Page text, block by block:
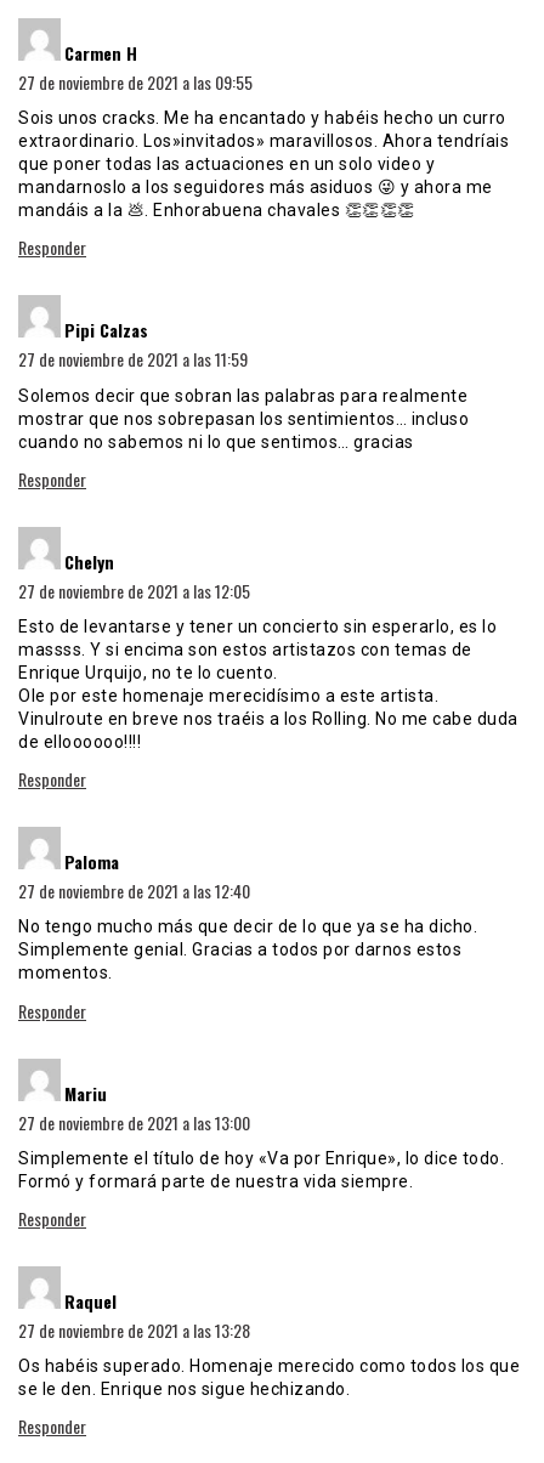
Carmen H
27 de noviembre de 2021 a las 09:55
Sois unos cracks. Me ha encantado y habéis hecho un curro
extraordinario. Los»invitados» maravillosos. Ahora tendríais
que poner todas las actuaciones en un solo video y
mandarnoslo a los seguidores más asiduos 😜 y ahora me
mandáis a la 💩. Enhorabuena chavales 👏👏👏👏
Responder
Pipi Calzas
27 de noviembre de 2021 a las 11:59
Solemos decir que sobran las palabras para realmente
mostrar que nos sobrepasan los sentimientos… incluso
cuando no sabemos ni lo que sentimos… gracias
Responder
Chelyn
27 de noviembre de 2021 a las 12:05
Esto de levantarse y tener un concierto sin esperarlo, es lo
massss. Y si encima son estos artistazos con temas de
Enrique Urquijo, no te lo cuento.
Ole por este homenaje merecidísimo a este artista.
Vinulroute en breve nos traéis a los Rolling. No me cabe duda
de elloooooo!!!!
Responder
Paloma
27 de noviembre de 2021 a las 12:40
No tengo mucho más que decir de lo que ya se ha dicho.
Simplemente genial. Gracias a todos por darnos estos
momentos.
Responder
Mariu
27 de noviembre de 2021 a las 13:00
Simplemente el título de hoy «Va por Enrique», lo dice todo.
Formó y formará parte de nuestra vida siempre.
Responder
Raquel
27 de noviembre de 2021 a las 13:28
Os habéis superado. Homenaje merecido como todos los que
se le den. Enrique nos sigue hechizando.
Responder